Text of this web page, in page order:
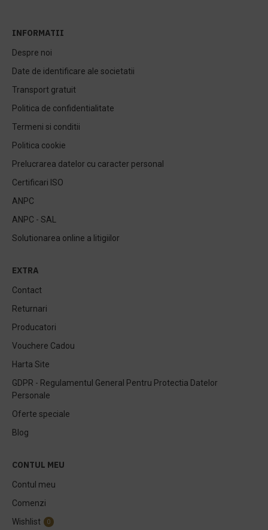
INFORMATII
Despre noi
Date de identificare ale societatii
Transport gratuit
Politica de confidentialitate
Termeni si conditii
Politica cookie
Prelucrarea datelor cu caracter personal
Certificari ISO
ANPC
ANPC - SAL
Solutionarea online a litigiilor
EXTRA
Contact
Returnari
Producatori
Vouchere Cadou
Harta Site
GDPR - Regulamentul General Pentru Protectia Datelor
Personale
Oferte speciale
Blog
CONTUL MEU
Contul meu
Comenzi
Wishlist
0